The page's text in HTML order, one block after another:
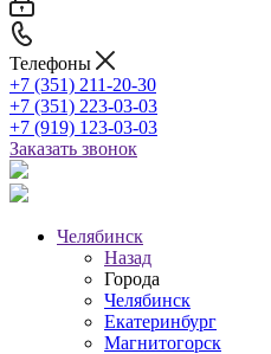
Телефоны
+7 (351) 211-20-30
+7 (351) 223-03-03
+7 (919) 123-03-03
Заказать звонок
Челябинск
Назад
Города
Челябинск
Екатеринбург
Магнитогорск